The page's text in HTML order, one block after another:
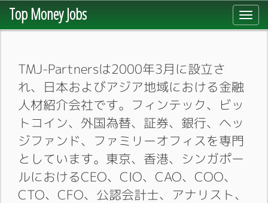
Top Money Jobs
TMJ-Partnersは2000年3月に設立さ
れ、日本およびアジア地域における金融
人材紹介会社です。フィンテック、ビッ
トコイン、外国為替、証券、銀行、ヘッ
ジファンド、ファミリーオフィスを専門
としています。東京、香港、シンガポー
ルにおけるCEO、CIO、CAO、COO、
CTO、CFO、公認会計士、アナリスト、